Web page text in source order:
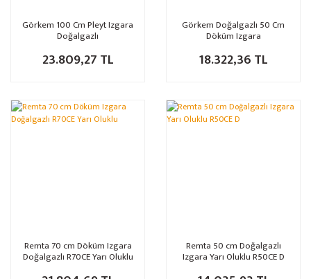
Görkem 100 Cm Pleyt Izgara
Doğalgazlı
23.809,27 TL
Görkem Doğalgazlı 50 Cm
Döküm Izgara
18.322,36 TL
Remta 70 cm Döküm Izgara
Doğalgazlı R70CE Yarı Oluklu
Remta 50 cm Doğalgazlı
Izgara Yarı Oluklu R50CE D